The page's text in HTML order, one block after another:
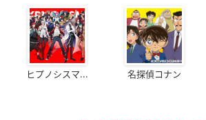
ヒプノシスマ... 名探偵コナン